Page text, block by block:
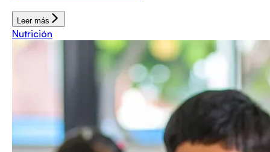
Leer más
Nutrición